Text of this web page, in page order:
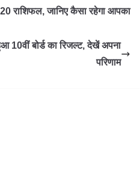
राशिफल, जानिए कैसा रहेगा आपका
बोर्ड का रिजल्ट, देखें अपना
परिणाम